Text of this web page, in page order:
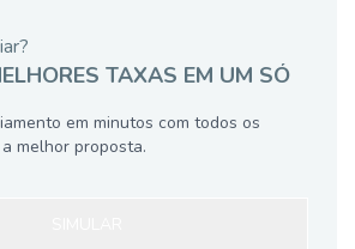
TAXAS EM UM SÓ
em minutos com todos os
melhor proposta.